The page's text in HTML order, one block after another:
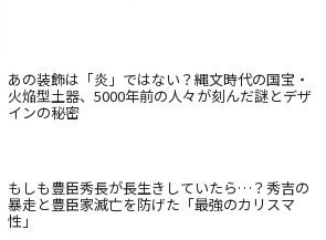
あの装飾は「炎」ではない？縄文時代の国宝・
火焔型土器、5000年前の人々が刻んだ謎とデザ
インの秘密
もしも豊臣秀長が長生きしていたら…？秀吉の
暴走と豊臣家滅亡を防げた「最強のカリスマ
性」